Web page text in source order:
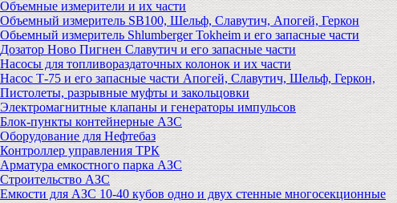
Объемные измерители и их части
Объемный измеритель SB100, Шельф, Славутич, Апогей, Геркон
Обьемный измеритель Shlumberger Tokheim и его запасные части
Дозатор Ново Пигнен Славутич и его запасные части
Насосы для топливораздаточных колонок и их части
Насос Т-75 и его запасные части Апогей, Славутич, Шельф, Геркон,
Пистолеты, разрывные муфты и закольцовки
Электромагнитные клапаны и генераторы импульсов
Блок-пункты контейнерные АЗС
Оборудование для Нефтебаз
Контроллер управления ТРК
Арматура емкостного парка АЗС
Строительство АЗС
Емкости для АЗС 10-40 кубов одно и двух стенные многосекционные